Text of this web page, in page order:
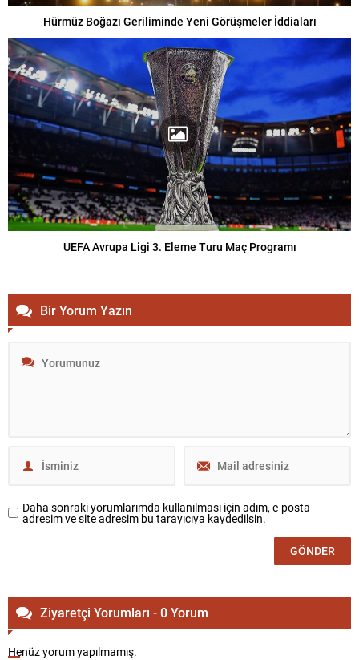
Hürmüz Boğazı Geriliminde Yeni Görüşmeler İddiaları
UEFA Avrupa Ligi 3. Eleme Turu Maç Programı
Bir Yorum Yazın
Daha sonraki yorumlarımda kullanılması için adım, e-posta
adresim ve site adresim bu tarayıcıya kaydedilsin.
Ziyaretçi Yorumları - 0 Yorum
Henüz yorum yapılmamış.